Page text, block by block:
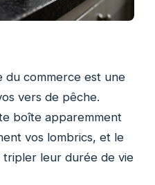
du commerce est une
vers de pêche.
boîte apparemment
vos lombrics, et le
leur durée de vie